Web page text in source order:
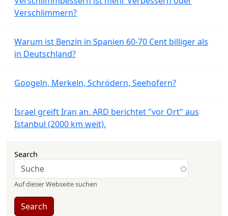
Verschlimmern?
Warum ist Benzin in Spanien 60-70 Cent billiger als
in Deutschland?
Googeln, Merkeln, Schrödern, Seehofern?
Israel greift Iran an. ARD berichtet "vor Ort" aus
Istanbul (2000 km weit).
Search
Auf dieser Webseite suchen
Search